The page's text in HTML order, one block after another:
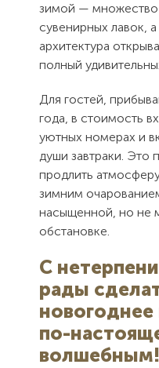
зимой — множество
сувенирных лавок,
архитектура
полный
Для гостей,
года, в стоимость
уютных номерах и
души завтраки. Это
продлить
зимним
насыщенной, но не
обстановке.
С
рады
по-
волшебным!